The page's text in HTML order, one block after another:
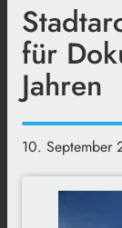
für
Jahren
10. September